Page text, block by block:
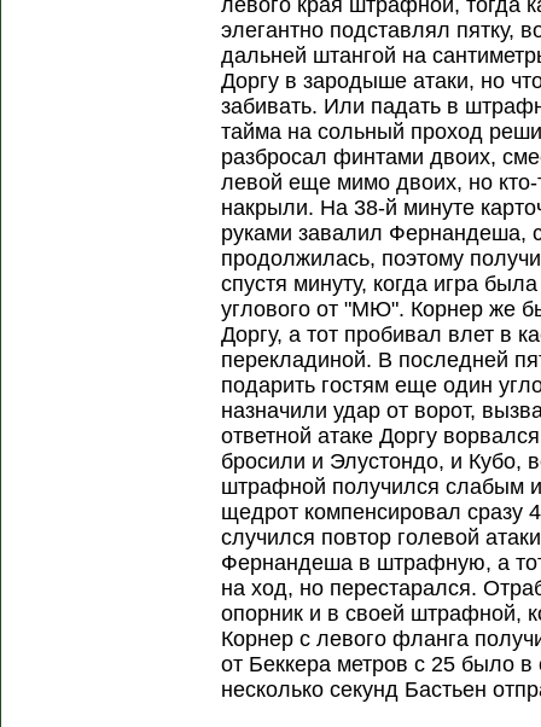
левого края штрафной, тогда
элегантно подставлял пятку,
дальней штангой на
Доргу в зародыше атаки, но
забивать. Или падать в
тайма на сольный проход
разбросал финтами двоих,
левой еще мимо двоих, но кто-
накрыли. На 38-й минуте
руками завалил Фернандеша,
продолжилась, поэтому
спустя минуту, когда игра
углового от "МЮ". Корнер же
Доргу, а тот пробивал влет в
перекладиной. В последней
подарить гостям еще один
назначили удар от ворот,
ответной атаке Доргу
бросили и Элустондо, и Кубо,
штрафной получился слабым
щедрот компенсировал сразу
случился повтор голевой
Фернандеша в штрафную, а
на ход, но перестарался.
опорник и в своей штрафной,
Корнер с левого фланга
от Беккера метров с 25 было
несколько секунд Бастьен